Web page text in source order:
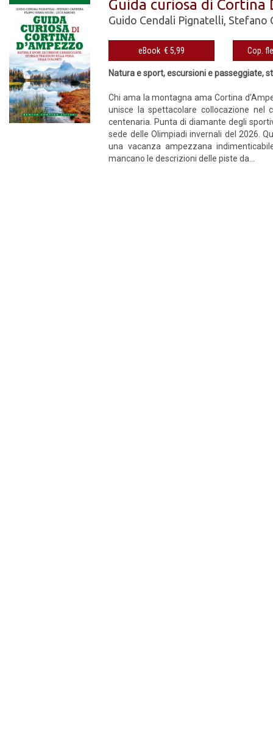
Guida curiosa di Cortina
Guido Cendali Pignatelli Stefano
eBook € 5,99
Natura e sport, escursioni e passeggiate,
Chi ama la montagna ama Cortina
unisce la spettacolare collocazione nel
centenaria. Punta di diamante degli
sede delle Olimpiadi invernali del 2026.
una vacanza ampezzana
mancano le descrizioni delle piste da...